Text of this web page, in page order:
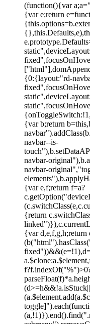
(function(){var
{var e;return
{0:{layout:"rd-
{var b;return
navbar--is-
navbar-
navbar-
{var e,f;return f=a?
{return
{var